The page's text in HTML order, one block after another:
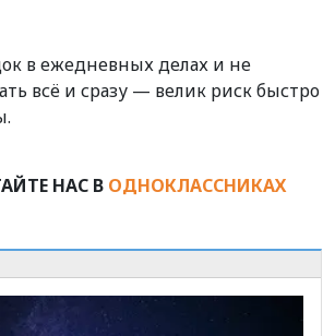
в ежедневных делах и не
всё и сразу — велик риск быстро
НАС В ОДНОКЛАССНИКАХ